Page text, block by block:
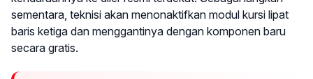
sementara, teknisi akan menonaktifkan modul kursi lipat
baris ketiga dan menggantinya dengan komponen baru
secara gratis.